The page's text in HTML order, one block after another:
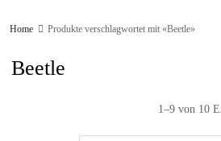
Home Produkte verschlagwortet mit «Beetle»
Beetle
1–9 von 10